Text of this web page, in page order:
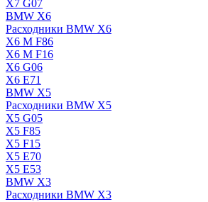
X7 G07
BMW X6
Расходники BMW X6
X6 M F86
X6 M F16
X6 G06
X6 E71
BMW X5
Расходники BMW X5
X5 G05
X5 F85
X5 F15
X5 E70
X5 E53
BMW X3
Расходники BMW X3